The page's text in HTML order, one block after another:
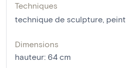
Techniques
technique de sculpture, peint
Dimensions
hauteur: 64 cm